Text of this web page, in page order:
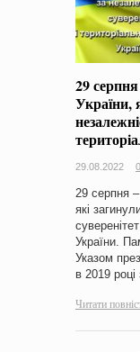
29
України,
29.08.2022
29 серпня –
які
України.
Указом
в 2019
Читати